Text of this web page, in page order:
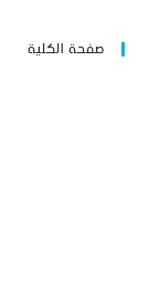
صفحة الكلية